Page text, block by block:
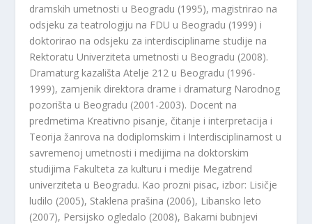
dramskih umetnosti u Beogradu (1995), magistrirao na
odsjeku za teatrologiju na FDU u Beogradu (1999) i
doktorirao na odsjeku za interdisciplinarne studije na
Rektoratu Univerziteta umetnosti u Beogradu (2008).
Dramaturg kazališta Atelje 212 u Beogradu (1996-
1999), zamjenik direktora drame i dramaturg Narodnog
pozorišta u Beogradu (2001-2003). Docent na
predmetima Kreativno pisanje, čitanje i interpretacija i
Teorija žanrova na dodiplomskim i Interdisciplinarnost u
savremenoj umetnosti i medijima na doktorskim
studijima Fakulteta za kulturu i medije Megatrend
univerziteta u Beogradu. Kao prozni pisac, izbor: Lisičje
ludilo (2005), Staklena prašina (2006), Libansko leto
(2007), Persijsko ogledalo (2008), Bakarni bubnjevi